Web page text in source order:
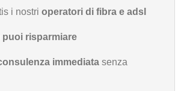
i nostri operatori di fibra e adsl
puoi risparmiare
immediata senza